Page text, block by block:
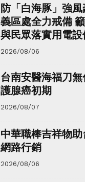
防「白海豚」強
義區處全力戒備
與民眾落實用電
2026/08/06
台南安醫海福刀
護腺癌初期
2026/08/07
中華職棒吉祥物
網路行銷
2026/08/06